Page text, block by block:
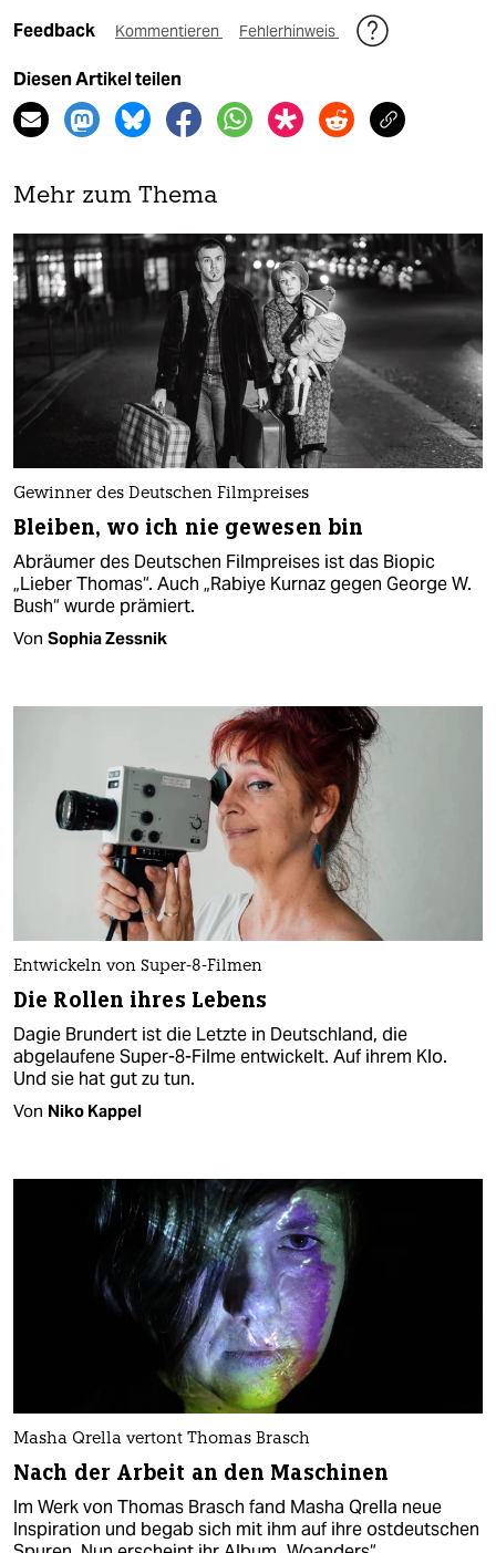
Feedback Kommentieren Fehlerhinweis
Diesen Artikel teilen
Mehr zum Thema
Gewinner des Deutschen Filmpreises
Bleiben, wo ich nie gewesen bin
Abräumer des Deutschen Filmpreises ist das Biopic
„Lieber Thomas“. Auch „Rabiye Kurnaz gegen George W.
Bush“ wurde prämiert.
Von Sophia Zessnik
Entwickeln von Super-8-Filmen
Die Rollen ihres Lebens
Dagie Brundert ist die Letzte in Deutschland, die
abgelaufene Super-8-Filme entwickelt. Auf ihrem Klo.
Und sie hat gut zu tun.
Von Niko Kappel
Masha Qrella vertont Thomas Brasch
Nach der Arbeit an den Maschinen
Im Werk von Thomas Brasch fand Masha Qrella neue
Inspiration und begab sich mit ihm auf ihre ostdeutschen